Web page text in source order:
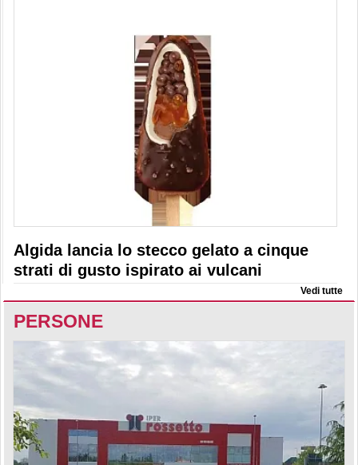
Algida lancia lo stecco gelato a cinque
strati di gusto ispirato ai vulcani
Vedi tutte
PERSONE